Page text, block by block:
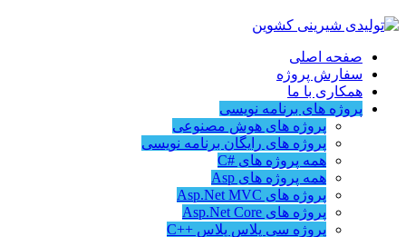
صفحه اصلی
سفارش پروژه
همکاری با ما
پروژه های برنامه نویسی
پروژه های هوش مصنوعی
پروژه های رایگان برنامه نویسی
همه پروژه های #C
همه پروژه های Asp
پروژه های Asp.Net MVC
پروژه های Asp.Net Core
پروژه سی پلاس پلاس ++C